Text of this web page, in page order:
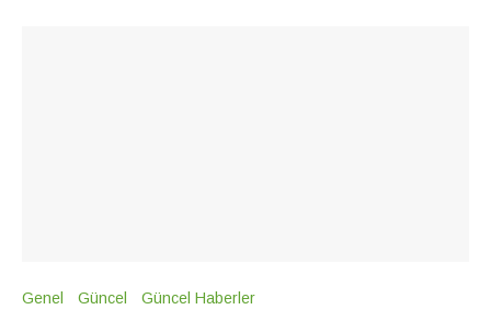
Genel Güncel Güncel Haberler